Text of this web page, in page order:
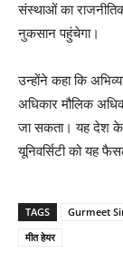
संस्थाओं का
नुकसान पहुंचेगा।
उन्होंने कहा कि
अधिकार मौलिक
जा सकता। यह देश के
यूनिवर्सिटी को यह
TAGS Gurmeet
मीत हेयर